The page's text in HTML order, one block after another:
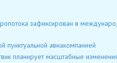
зафиксирован в
пунктуальной авиакомпанией
планирует масштабные